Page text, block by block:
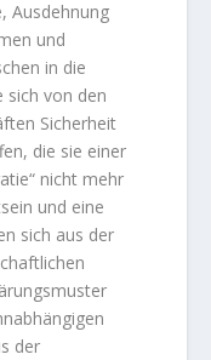
Ausdehnung
und
in die
sich von den
Sicherheit
die sie einer
nicht mehr
und eine
sich aus der
der